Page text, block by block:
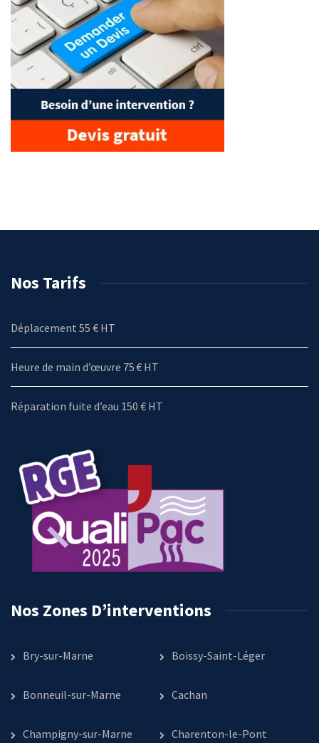
Nos Tarifs
Déplacement 55 € HT
Heure de main d’œuvre 75 € HT
Réparation fuite d’eau 150 € HT
Nos Zones D’interventions
Bry-sur-Marne Boissy-Saint-Léger
Bonneuil-sur-Marne Cachan
Champigny-sur-Marne Charenton-le-Pont